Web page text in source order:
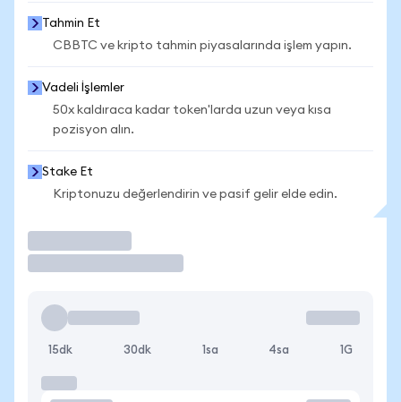
Tahmin Et
CBBTC ve kripto tahmin piyasalarında işlem yapın.
Vadeli İşlemler
50x kaldıraca kadar token'larda uzun veya kısa
pozisyon alın.
Stake Et
Kriptonuzu değerlendirin ve pasif gelir elde edin.
15dk 30dk 1sa 4sa 1G